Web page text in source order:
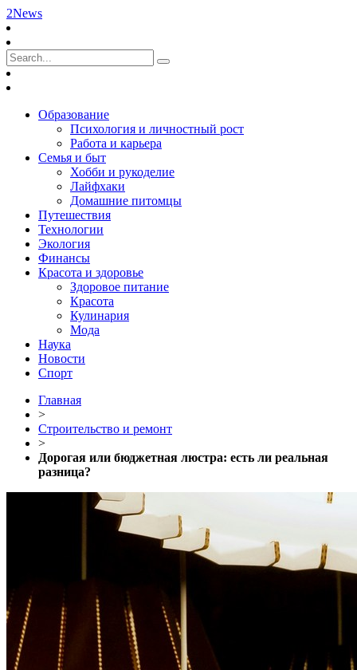
2News
Образование
Психология и личностный рост
Работа и карьера
Семья и быт
Хобби и рукоделие
Лайфхаки
Домашние питомцы
Путешествия
Технологии
Экология
Финансы
Красота и здоровье
Здоровое питание
Красота
Кулинария
Мода
Наука
Новости
Спорт
Главная
>
Строительство и ремонт
>
Дорогая или бюджетная люстра: есть ли реальная
разница?